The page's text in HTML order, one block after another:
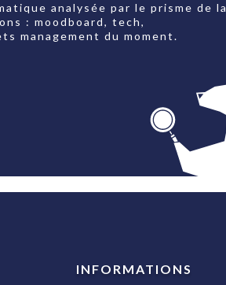
analysée par le prisme de la
: moodboard, tech,
management du moment.
INFORMATIONS